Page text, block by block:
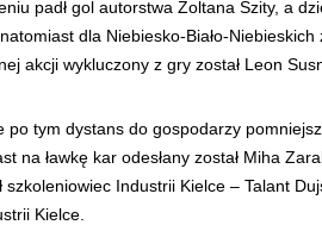
padł gol autorstwa Zoltana Szity, a
dla Niebiesko-Biało-Niebieskich
akcji wykluczony z gry został Leon
po tym dystans do gospodarzy
na ławkę kar odesłany został Miha
szkoleniowiec Industrii Kielce – Talant
Kielce.